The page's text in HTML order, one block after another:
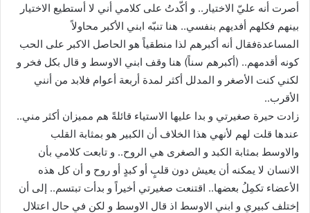
أصرت أنه عليّ الاختيار.. و أكّدتُ على كلامي أني لا أستطيع الاختيار
بينهم فكلهم أفديهم بنفسي.. هنا تنبّه ابني الأكبر محاولاً
المساعدةفقال أنه أكبرهم لذا منطقياً هو الحاصل الاكبر على الحب
كونه أقدمهم.. (أكبرهم سناً) هنا وقف ابني الاوسط و قال بكل فخر و
لكني كنت الأصغر و المدلل أكثر لمدة أربعة أعوام فلابد من أنني
الأقرب..
زادت حيرة صغيرتي و بدا عليها الاستياء قائلةً هم مميزان أكثر مني..
عندها قلت لهم لأنهي هذا الخلاف أن الكبير هو بمثابة القلب
والاوسط بمثابة الكبد و الصغرى هي الروح.. و تابعت كلامي بأن
الانسان لا يمكنه أن يعيش دون قلبٍ أو كبدٍ أو روح و أن كل هذه
الأعضاء تكمِلُ بعضها.. اقتنعت صغيرتي أخيراً و بدأت تبتسم.. إلى أن
إختلف كبيري و ابني الاوسط اذ قال الاوسط و لكن في حال اعتلال